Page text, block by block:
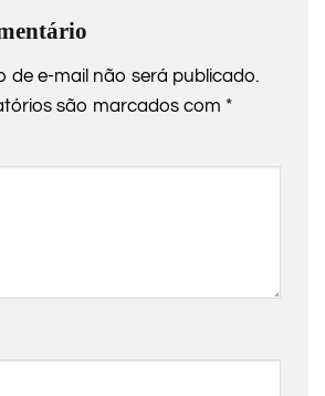
de e-mail não será publicado.
são marcados com *